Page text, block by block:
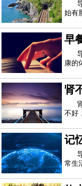
始有
致反
的就
忌
早
康的
餐并
那些
资
肾
不好
吧。
鹌鹑
鹑
记
常生
情，